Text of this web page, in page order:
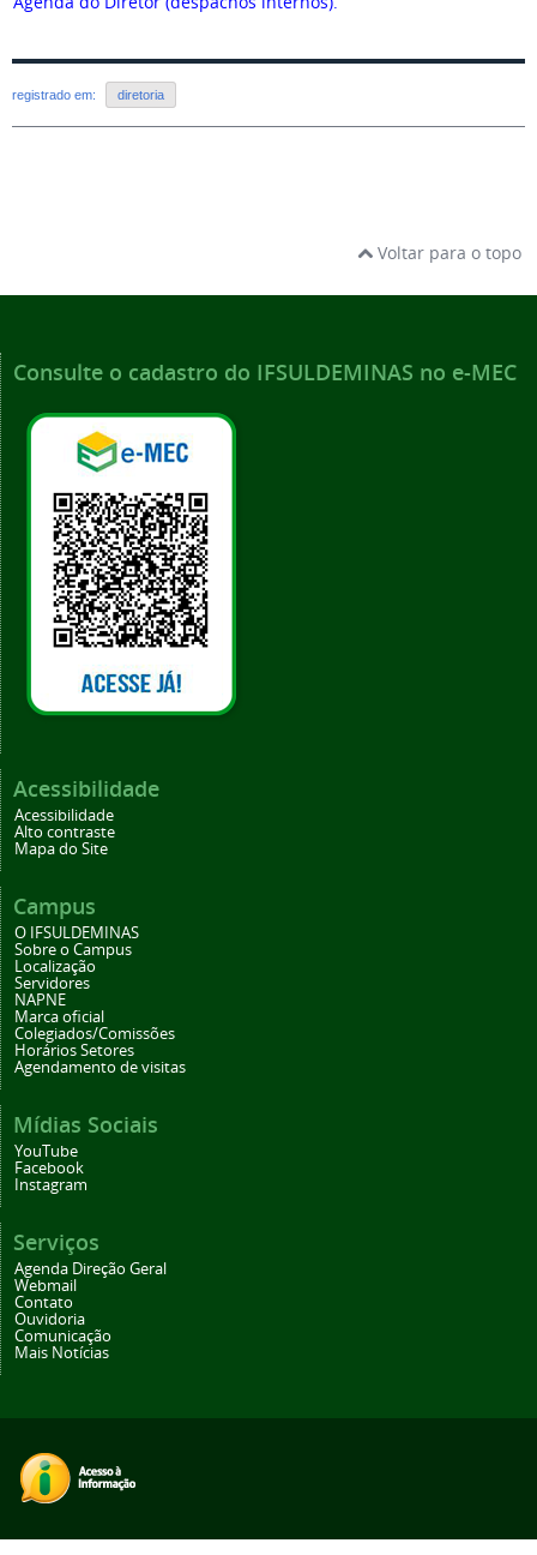
registrado em: diretoria
Voltar para o topo
Consulte o cadastro do IFSULDEMINAS no e-MEC
Acessibilidade
Acessibilidade
Alto contraste
Mapa do Site
Campus
O IFSULDEMINAS
Sobre o Campus
Localização
Servidores
NAPNE
Marca oficial
Colegiados/Comissões
Horários Setores
Agendamento de visitas
Mídias Sociais
YouTube
Facebook
Instagram
Serviços
Agenda Direção Geral
Webmail
Contato
Ouvidoria
Comunicação
Mais Notícias